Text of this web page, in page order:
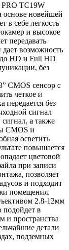
PRO TC19W
основе новейшей
в себе легкость
и высокое
передавать
возможность
до HD и Full HD
без
CMOS сенсор с
четкое и
передается без
сигнал
а также
CMOS и
осветить
повышается
цветовой
при записи
позволяет
и подходит
помещения.
2.8-12мм
подойдет в
и пространства
детали
подземных